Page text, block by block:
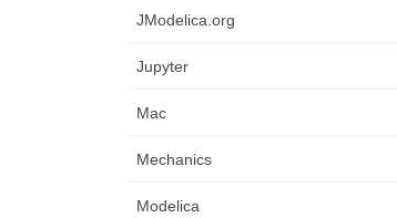
JModelica.org
Jupyter
Mac
Mechanics
Modelica